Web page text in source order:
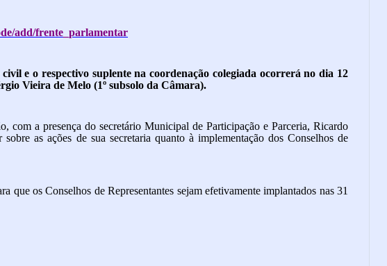
add/frente_parlamentar
e o respectivo suplente na coordenação colegiada ocorrerá no dia 12
Vieira de Melo (1º subsolo da Câmara).
com a presença do secretário Municipal de Participação e Parceria, Ricardo
sobre as ações de sua secretaria quanto à implementação dos Conselhos de
que os Conselhos de Representantes sejam efetivamente implantados nas 31